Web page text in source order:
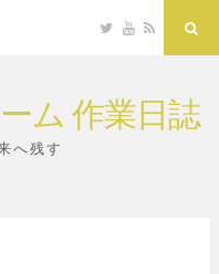
Twitter
YouTube
RSS
ム 作業日誌
へ残す